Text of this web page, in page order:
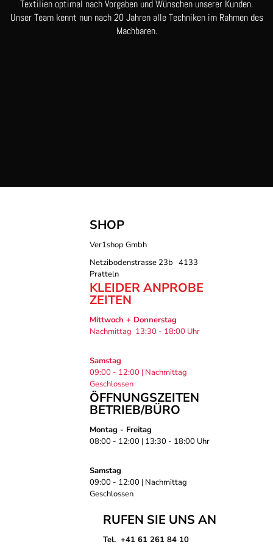
Textilien optimal nach Vorgaben und Wünschen unserer Kunden.
Unser Team kennt nun nach 20 Jahren alle Techniken im Rahmen des
Machbaren.
SHOP
Ver1shop Gmbh
Netzibodenstrasse 23b 4133
Pratteln
KLEIDER ANPROBE
ZEITEN
Mittwoch + Donnerstag
Nachmittag 13:30 - 18:00 Uhr
Samstag
09:00 - 12:00 | Nachmittag
Geschlossen
ÖFFNUNGSZEITEN
BETRIEB/BÜRO
Montag - Freitag
08:00 - 12:00 | 13:30 - 18:00 Uhr
Samstag
09:00 - 12:00 | Nachmittag
Geschlossen
RUFEN SIE UNS AN
Tel. +41 61 261 84 10